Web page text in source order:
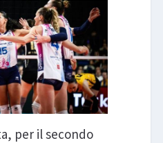
per il secondo